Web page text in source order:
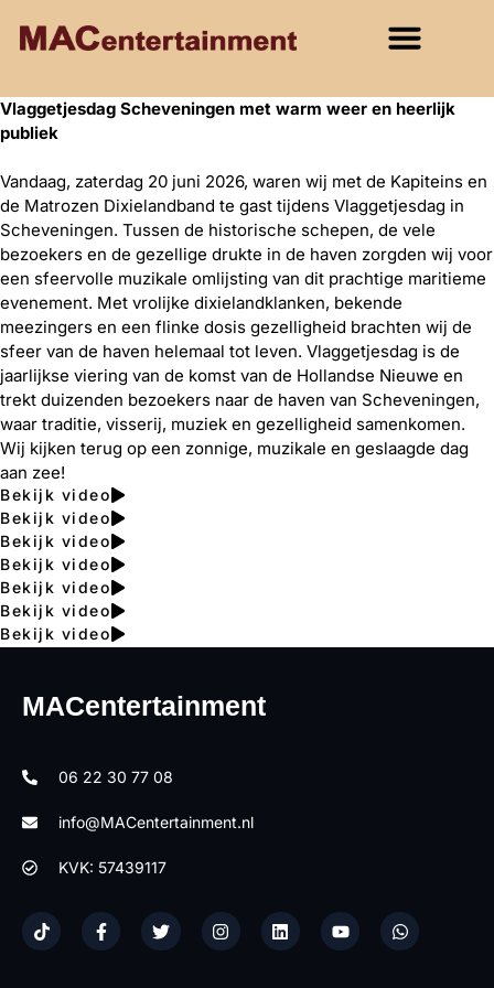
Vlaggetjesdag Scheveningen met warm weer en heerlijk
publiek
Vandaag, zaterdag 20 juni 2026, waren wij met de Kapiteins en
de Matrozen Dixielandband te gast tijdens Vlaggetjesdag in
Scheveningen. Tussen de historische schepen, de vele
bezoekers en de gezellige drukte in de haven zorgden wij voor
een sfeervolle muzikale omlijsting van dit prachtige maritieme
evenement. Met vrolijke dixielandklanken, bekende
meezingers en een flinke dosis gezelligheid brachten wij de
sfeer van de haven helemaal tot leven. Vlaggetjesdag is de
jaarlijkse viering van de komst van de Hollandse Nieuwe en
trekt duizenden bezoekers naar de haven van Scheveningen,
waar traditie, visserij, muziek en gezelligheid samenkomen.
Wij kijken terug op een zonnige, muzikale en geslaagde dag
aan zee!
Bekijk video
Bekijk video
Bekijk video
Bekijk video
Bekijk video
Bekijk video
Bekijk video
MACentertainment
06 22 30 77 08
info@MACentertainment.nl
KVK: 57439117